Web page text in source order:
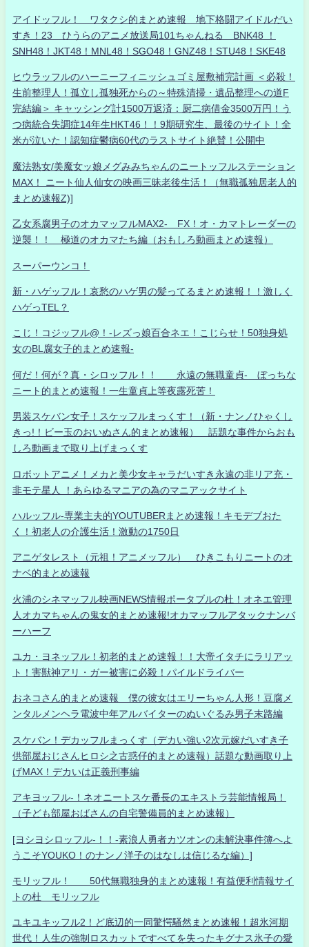
アイドッフル！ ワタクシ的まとめ速報 地下格闘アイドルだい
すき！23 ひうらのアニメ放送局101ちゃんねる BNK48 ！
SNH48！JKT48！MNL48！SGO48！GNZ48！STU48！SKE48
ヒウラッフルのハーニーフィニッシュゴミ屋敷補完計画 ＜必殺！
生前整理人！孤立し孤独死からの～特殊清掃・遺品整理への道F
完結編＞ キャッシング計1500万返済：厨二病借金3500万円！う
つ病統合失調症14年生HKT46！！9期研究生、最後のサイト！全
米が泣いた！認知症鬱病60代のラストサイト絶賛！公開中
魔法熟女/美魔女ッ娘メグみみちゃんのニートッフルステーション
MAX！ ニート仙人仙女の映画三昧老後生活！（無職孤独居老人的
まとめ速報Z)]
乙女系腐男子のオカマッフルMAX2- FX！オ・カマトレーダーの
逆襲！！ 極道のオカマたち編（おもしろ動画まとめ速報）
スーパーウンコ！
新・ハゲッフル！哀愁のハゲ男の髪ってるまとめ速報！！激しく
ハゲっTEL？
こじ！コジッフル@！-レズっ娘百合ネエ！こじらせ！50独身処
女のBL腐女子的まとめ速報-
何だ！何が？真・シロッフル！！ 永遠の無職童貞- ぼっちな
ニート的まとめ速報！一生童貞上等夜露死苦！
男装スケバン女子！スケッフルまっくす！（新・ナンノひゃくし
きっ!！ビー玉のおいぬさん的まとめ速報） 話題な事件からおも
しろ動画まで取り上げまっくす
ロボットアニメ！メカと美少女キャラだいすき永遠の非リア充・
非モテ星人 ！あらゆるマニアの為のマニアックサイト
ハルッフル-専業主夫的YOUTUBERまとめ速報！キモデブおた
く！初老人の介護生活！激動の1750日
アニゲタレスト（元祖！アニメッフル） ひきこもりニートのオ
ナベ的まとめ速報
火浦のシネマッフル映画NEWS情報ポータブルの杜！オネエ管理
人オカマちゃんの鬼女的まとめ速報!オカマッフルアタックナンバ
ーハーフ
ユカ・ヨネッフル！初老的まとめ速報！！大帝イタチにラリアッ
ト！害獣神アリ・ガー被害に必殺！パイルドライバー
おネコさん的まとめ速報 僕の彼女はエリーちゃん人形！豆腐メ
ンタルメンヘラ電波中年アルバイターのぬいぐるみ男子末路編
スケバン！デカッフルまっくす（デカい強い2次元嫁だいすき子
供部屋おじさんヒロシ之古惑仔的まとめ速報）話題な動画取り上
げMAX！デカいは正義刑事編
アキヨッフル-！ネオニートスケ番長のエキストラ芸能情報局！
（子ども部屋おばさんの自宅警備員的まとめ速報）
[ヨシヨシロッフル-！！-素浪人勇者カツオンの未解決事件簿へよ
うこそYOUKO！のナンノ洋子のはなしは信じるな編）]
モリッフル！ 50代無職独身的まとめ速報！有益便利情報サイ
トの杜 モリッフル
ユキユキッフル2！ど底辺的一同驚愕騒然まとめ速報！超氷河期
世代！人生の強制ロスカットですべてを失ったキグナス氷子の愛